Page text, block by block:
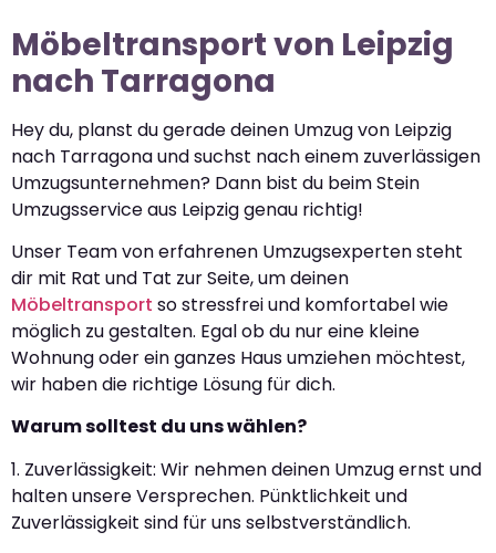
Möbeltransport von Leipzig
nach Tarragona
Hey du, planst du gerade deinen Umzug von Leipzig
nach Tarragona und suchst nach einem zuverlässigen
Umzugsunternehmen? Dann bist du beim Stein
Umzugsservice aus Leipzig genau richtig!
Unser Team von erfahrenen Umzugsexperten steht
dir mit Rat und Tat zur Seite, um deinen
Möbeltransport so stressfrei und komfortabel wie
möglich zu gestalten. Egal ob du nur eine kleine
Wohnung oder ein ganzes Haus umziehen möchtest,
wir haben die richtige Lösung für dich.
Warum solltest du uns wählen?
1. Zuverlässigkeit: Wir nehmen deinen Umzug ernst und
halten unsere Versprechen. Pünktlichkeit und
Zuverlässigkeit sind für uns selbstverständlich.